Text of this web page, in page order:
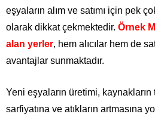
eşyaların alım ve satımı için pek
olarak dikkat çekmektedir. Örnek
alan yerler, hem alıcılar hem de
avantajlar sunmaktadır.
Yeni eşyaların üretimi,
sarfiyatına ve atıkların artmasına